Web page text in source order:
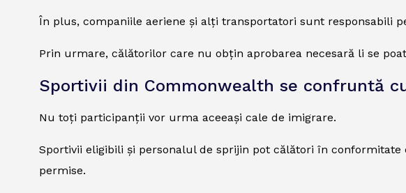
În plus, companiile aeriene și alți transportatori sunt responsabili
Prin urmare, călătorilor care nu obțin aprobarea necesară li se
Sportivii din Commonwealth se confruntă
Nu toți participanții vor urma aceeași cale de imigrare.
Sportivii eligibili și personalul de sprijin pot călători în
permise.